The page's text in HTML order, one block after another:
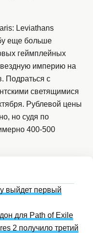
Leviathans
еще больше
геймплейных
империю на
Подраться с
светящимися
Рублевой цены
но судя по
400-500
выйдет первый
для Path of Exile
2 получило третий